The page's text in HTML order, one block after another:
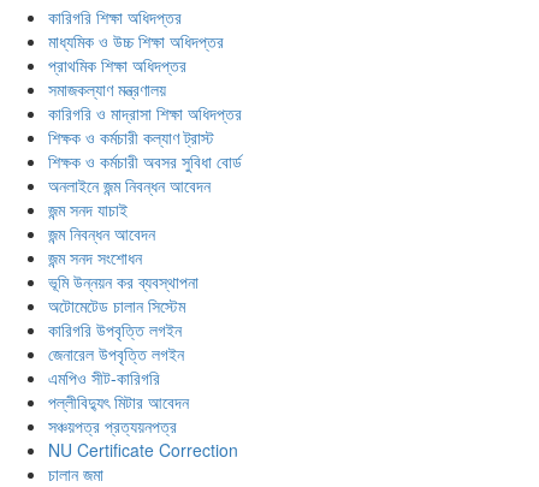
কারিগরি শিক্ষা অধিদপ্তর
মাধ্যমিক ও উচ্চ শিক্ষা অধিদপ্তর
প্রাথমিক শিক্ষা অধিদপ্তর
সমাজকল্যাণ মন্ত্রণালয়
কারিগরি ও মাদ্রাসা শিক্ষা অধিদপ্তর
শিক্ষক ও কর্মচারী কল্যাণ ট্রাস্ট
শিক্ষক ও কর্মচারী অবসর সুবিধা বোর্ড
অনলাইনে জন্ম নিবন্ধন আবেদন
জন্ম সনদ যাচাই
জন্ম নিবন্ধন আবেদন
জন্ম সনদ সংশোধন
ভূমি উন্নয়ন কর ব্যবস্থাপনা
অটোমেটেড চালান সিস্টেম
কারিগরি উপবৃত্তি লগইন
জেনারেল উপবৃত্তি লগইন
এমপিও সীট-কারিগরি
পল্লীবিদ্যুৎ মিটার আবেদন
সঞ্চয়পত্র প্রত্যয়নপত্র
NU Certificate Correction
চালান জমা